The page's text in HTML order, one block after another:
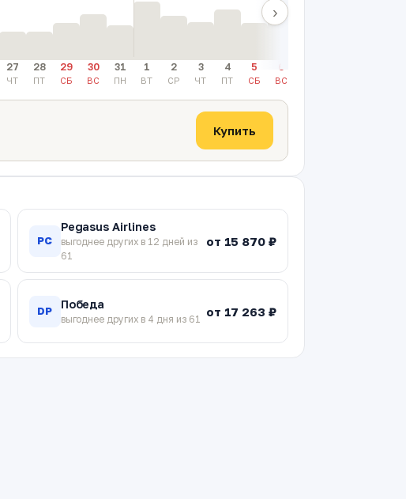
›
27
ЧТ
28
ПТ
29
СБ
30
ВС
31
ПН
1
ВТ
2
СР
3
ЧТ
4
ПТ
5
СБ
6
ВС
Купить
PC
Pegasus Airlines
выгоднее других в 12 дней из
61
от 15 870 ₽
DP Победа
выгоднее других в 4 дня из 61
от 17 263 ₽